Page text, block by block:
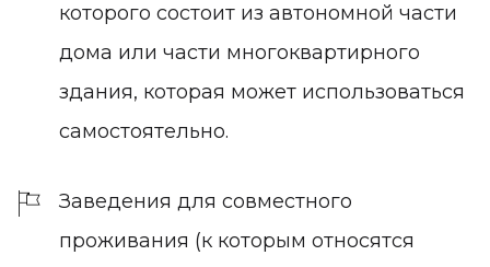
которого состоит из автономной части
дома или части многоквартирного
здания, которая может использоваться
самостоятельно.
Заведения для совместного
проживания (к которым относятся